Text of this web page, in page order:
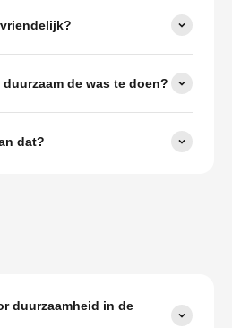
de was te doen?
dat?
duurzaamheid in de